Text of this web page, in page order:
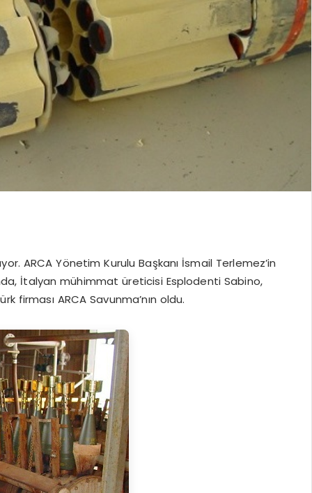
ARCA Yönetim Kurulu Başkanı İsmail Terlemez’in
İtalyan mühimmat üreticisi Esplodenti Sabino,
firması ARCA Savunma’nın oldu.